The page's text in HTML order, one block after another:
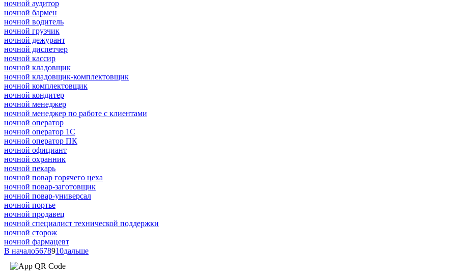
ночной аудитор
ночной бармен
ночной водитель
ночной грузчик
ночной дежурант
ночной диспетчер
ночной кассир
ночной кладовщик
ночной кладовщик-комплектовщик
ночной комплектовщик
ночной кондитер
ночной менеджер
ночной менеджер по работе с клиентами
ночной оператор
ночной оператор 1С
ночной оператор ПК
ночной официант
ночной охранник
ночной пекарь
ночной повар горячего цеха
ночной повар-заготовщик
ночной повар-универсал
ночной портье
ночной продавец
ночной специалист технической поддержки
ночной сторож
ночной фармацевт
В начало5678910дальше